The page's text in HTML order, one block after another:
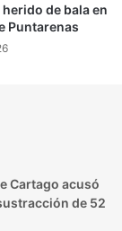
de bala en
Puntarenas
Cartago acusó
de 52